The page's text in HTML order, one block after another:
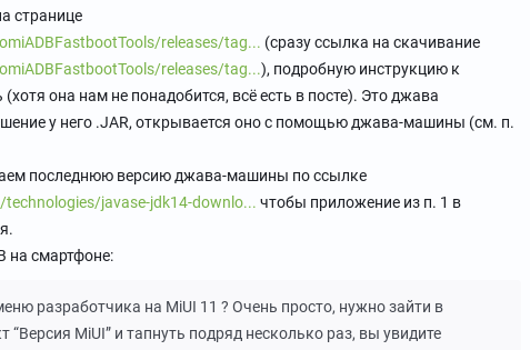
странице
releases/tag... (сразу ссылка на скачивание
releases/tag...), подробную инструкцию к
она нам не понадобится, всё есть в посте). Это джава
у него .JAR, открывается оно с помощью джава-машины (см. п.
последнюю версию джава-машины по ссылке
javase-jdk14-downlo... чтобы приложение из п. 1 в
на смартфоне:
разработчика на MiUI 11 ? Очень просто, нужно зайти в
“Версия MiUI” и тапнуть подряд несколько раз, вы увидите